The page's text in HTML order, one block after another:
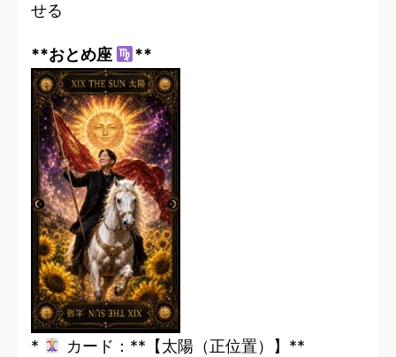
せる
**おとめ座 **
*
カード：**【太陽（正位置）】**